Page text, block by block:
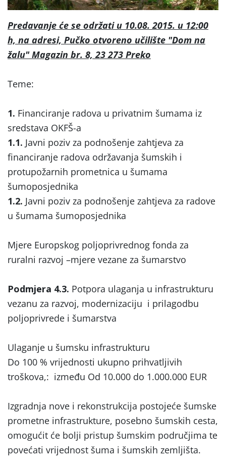
Predavanje će se održati u 10.08. 2015. u 12:00
h, na adresi, Pučko otvoreno učilište "Dom na
žalu" Magazin br. 8, 23 273 Preko
Teme:
1. Financiranje radova u privatnim šumama iz
sredstava OKFŠ-a
1.1. Javni poziv za podnošenje zahtjeva za
financiranje radova održavanja šumskih i
protupožarnih prometnica u šumama
šumoposjednika
1.2. Javni poziv za podnošenje zahtjeva za radove
u šumama šumoposjednika
Mjere Europskog poljoprivrednog fonda za
ruralni razvoj –mjere vezane za šumarstvo
Podmjera 4.3. Potpora ulaganja u infrastrukturu
vezanu za razvoj, modernizaciju i prilagodbu
poljoprivrede i šumarstva
Ulaganje u šumsku infrastrukturu
Do 100 % vrijednosti ukupno prihvatljivih
troškova,: između Od 10.000 do 1.000.000 EUR
Izgradnja nove i rekonstrukcija postojeće šumske
prometne infrastrukture, posebno šumskih cesta,
omogućit će bolji pristup šumskim područjima te
povećati vrijednost šuma i šumskih zemljišta.